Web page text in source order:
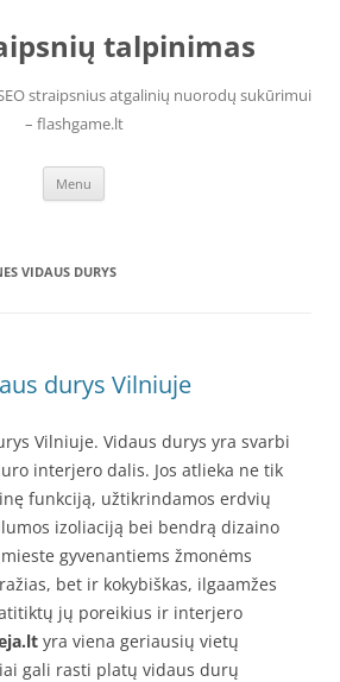
talpinimas
straipsnius atgalinių nuorodų sukūrimui
– flashgame.lt
Menu
VIDAUS DURYS
durys Vilniuje
Vilniuje. Vidaus durys yra svarbi
interjero dalis. Jos atlieka ne tik
funkciją, užtikrindamos erdvių
izoliaciją bei bendrą dizaino
gyvenantiems žmonėms
bet ir kokybiškas, ilgaamžes
jų poreikius ir interjero
yra viena geriausių vietų
gali rasti platų vidaus durų